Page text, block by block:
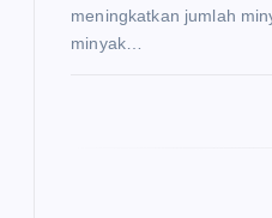
meningkatkan jumlah
minyak…